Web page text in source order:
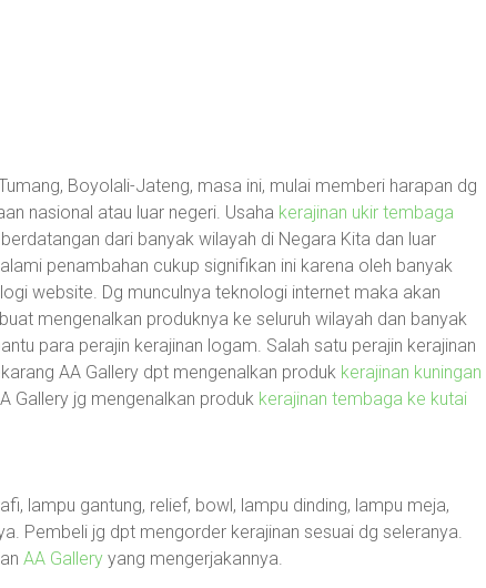
Boyolali-Jateng, masa ini, mulai memberi harapan dg
nasional atau luar negeri. Usaha kerajinan ukir tembaga
dari banyak wilayah di Negara Kita dan luar
penambahan cukup signifikan ini karena oleh banyak
website. Dg munculnya teknologi internet maka akan
mengenalkan produknya ke seluruh wilayah dan banyak
para perajin kerajinan logam. Salah satu perajin kerajinan
AA Gallery dpt mengenalkan produk kerajinan kuningan
Gallery jg mengenalkan produk kerajinan tembaga ke kutai
lampu gantung, relief, bowl, lampu dinding, lampu meja,
Pembeli jg dpt mengorder kerajinan sesuai dg seleranya.
AA Gallery yang mengerjakannya.